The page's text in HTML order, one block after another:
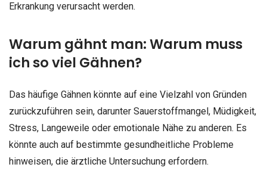
Erkrankung verursacht werden.
Warum gähnt man: Warum muss
ich so viel Gähnen?
Das häufige Gähnen könnte auf eine Vielzahl von Gründen
zurückzuführen sein, darunter Sauerstoffmangel, Müdigkeit,
Stress, Langeweile oder emotionale Nähe zu anderen. Es
könnte auch auf bestimmte gesundheitliche Probleme
hinweisen, die ärztliche Untersuchung erfordern.